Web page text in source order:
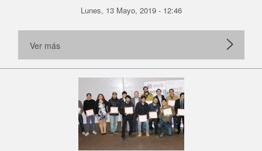
Lunes, 13 Mayo, 2019 - 12:46
Ver más